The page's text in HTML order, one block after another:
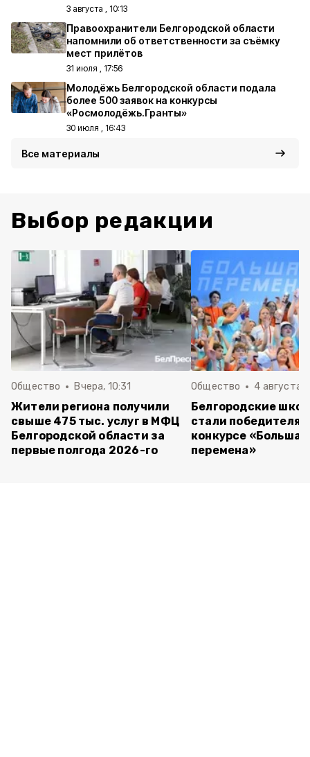
3 августа , 10:13
Правоохранители Белгородской области
напомнили об ответственности за съёмку
мест прилётов
31 июля , 17:56
Молодёжь Белгородской области подала
более 500 заявок на конкурсы
«Росмолодёжь.Гранты»
30 июля , 16:43
Все материалы
Выбор редакции
Общество Вчера, 10:31
Жители региона получили
свыше 475 тыс. услуг в МФЦ
Белгородской области за
первые полгода 2026-го
Общество 4 августа ,
Белгородские
стали
конкурсе «Большая
перемена»